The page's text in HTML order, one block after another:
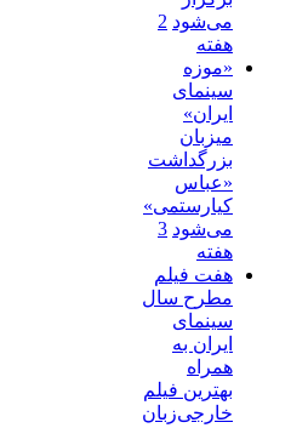
می‌شود 2
هفته
«موزه
سینمای
ایران»
میزبان
بزرگداشت
«عباس
کیارستمی»
می‌شود 3
هفته
هفت فیلم
مطرح سال
سینمای
ایران به
همراه
بهترین فیلم
خارجی‌زبان